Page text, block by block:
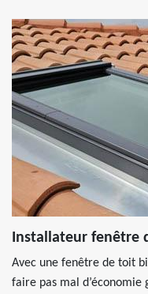
Installateur fenêtre
Avec une fenêtre de toit
faire pas mal